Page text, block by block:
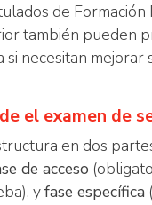
de Formación
también pueden
necesitan mejorar
el examen de
en dos
de acceso
yfase específica